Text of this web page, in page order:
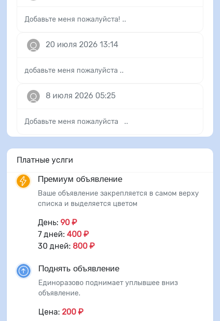
Добавьте меня пожалуйста! ..
20 июля 2026 13:14
добавьте меня пожалуйста ..
8 июля 2026 05:25
Добавьте меня пожалуйста ..
Платные услги
Премиум объявление
Ваше объявление закрепляется в самом верху
списка и выделяется цветом
День: 90 ₽
7 дней: 400 ₽
30 дней: 800 ₽
Поднять объявление
Единоразово поднимает уплывшее вниз
объявление.
Цена: 200 ₽